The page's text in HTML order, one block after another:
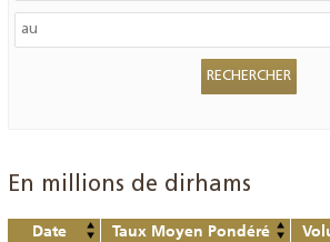
En millions de dirhams
Date Taux Moyen Pondéré